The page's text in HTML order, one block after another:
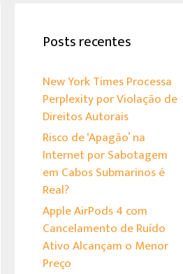
Posts recentes
New York Times Processa
Perplexity por Violação de
Direitos Autorais
Risco de ‘Apagão’ na
Internet por Sabotagem
em Cabos Submarinos é
Real?
Apple AirPods 4 com
Cancelamento de Ruído
Ativo Alcançam o Menor
Preço